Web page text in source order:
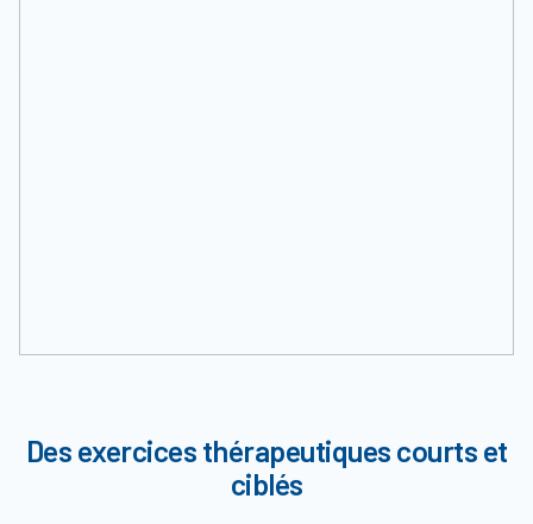
Des exercices thérapeutiques courts et
ciblés